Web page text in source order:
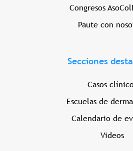
Congresos
Paute con
Secciones
Casos
Escuelas de
Calendario de
Videos